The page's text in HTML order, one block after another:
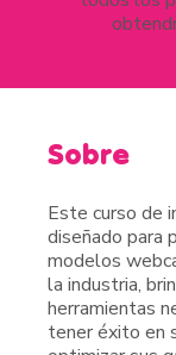
Sobre
Este curso de
diseñado para
modelos
la industria,
herramientas
tener éxito en